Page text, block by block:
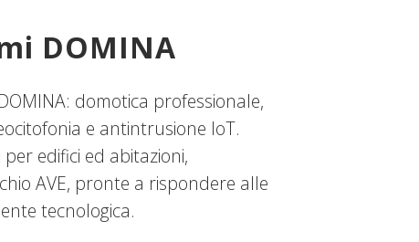
DOMINA
domotica professionale,
e antintrusione IoT.
edifici ed abitazioni,
AVE, pronte a rispondere alle
tecnologica.